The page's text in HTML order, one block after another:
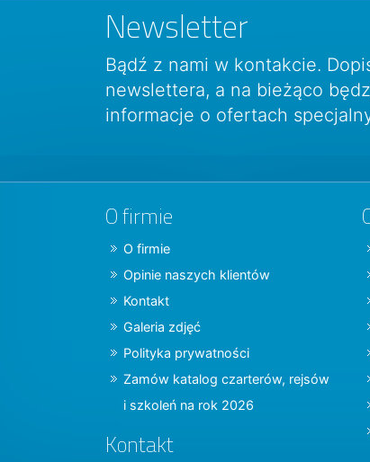
Newsletter
Bądź z nami w kontakcie.
newslettera, a na bieżąco
informacje o ofertach
O firmie
O firmie
Opinie naszych klientów
Kontakt
Galeria zdjęć
Polityka prywatności
Zamów katalog czarterów, rejsów
i szkoleń na rok 2026
Kontakt